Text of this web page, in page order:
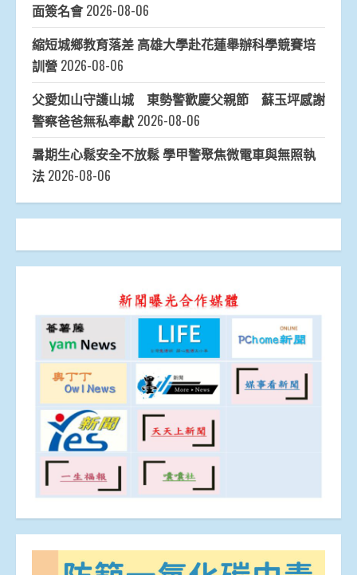
面簽名會 2026-08-06
縮短城鄉教育落差 高雄大學赴花蓮舉辦科學競賽培
訓營 2026-08-06
父愛如山守護山城 東勢警歡慶父親節 蘇玉坪感謝
警察爸爸無私奉獻 2026-08-06
暑期生心鬆安全不放鬆 學甲警聚焦微電車與無照執
法 2026-08-06